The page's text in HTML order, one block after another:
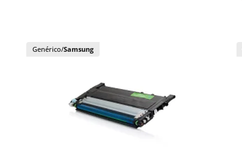
Genérico/Samsung